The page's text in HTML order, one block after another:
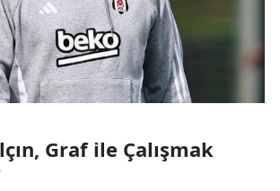
Graf ile Çalışmak